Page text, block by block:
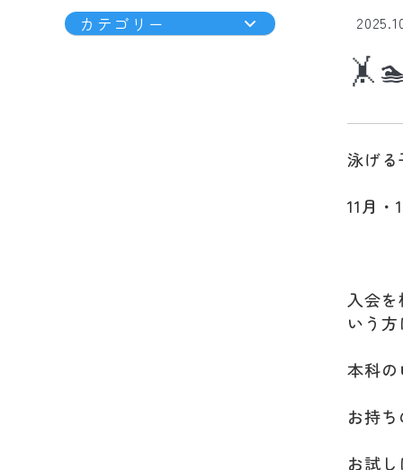
カテゴリー
泳げ
11月
入会
いう
本科の
お持
お試